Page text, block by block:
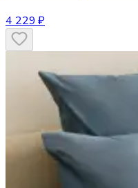
4 229 ₽